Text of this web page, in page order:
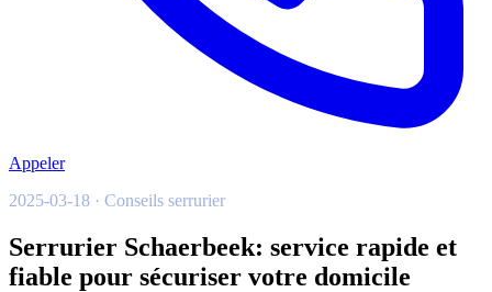
Appeler
2025-03-18 · Conseils serrurier
Serrurier Schaerbeek: service rapide et
fiable pour sécuriser votre domicile